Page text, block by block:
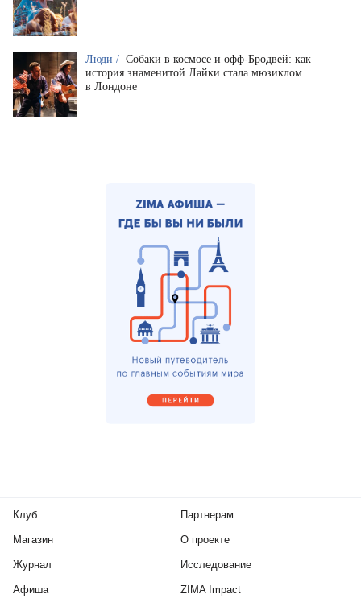
Люди / Собаки в космосе и офф-Бродвей: как
история знаменитой Лайки стала мюзиклом
в Лондоне
Клуб
Магазин
Журнал
Афиша
Партнерам
О проекте
Исследование
ZIMA Impact